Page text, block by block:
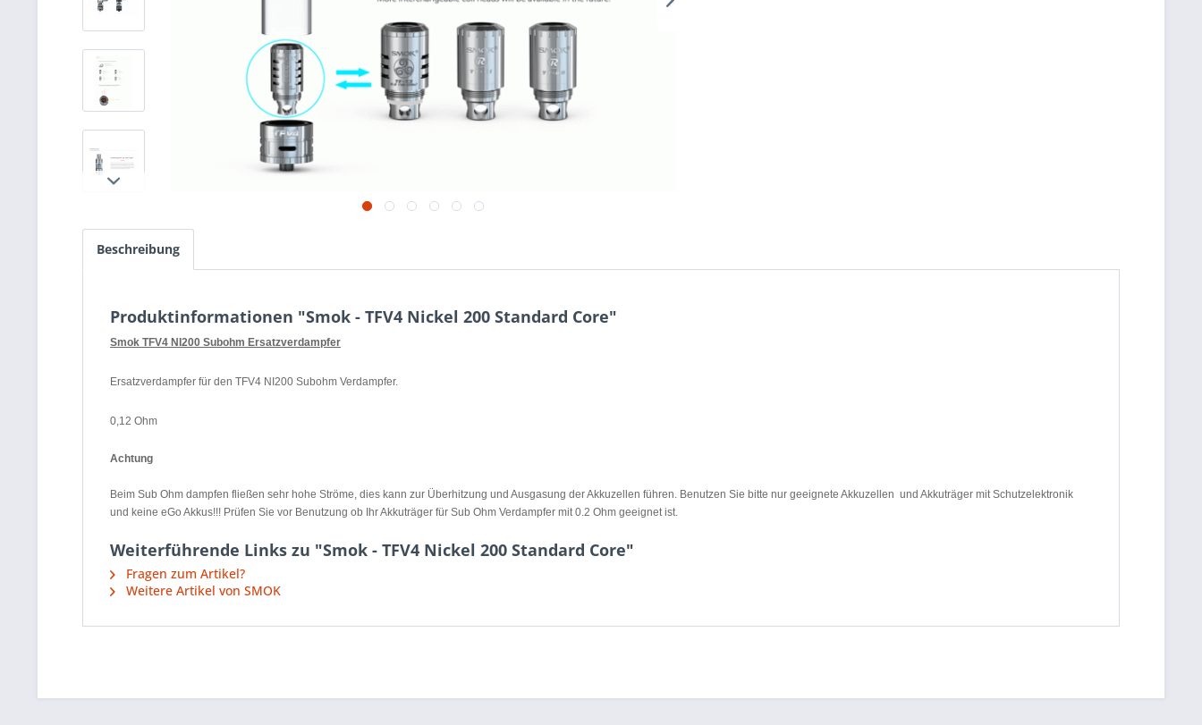
Beschreibung
Produktinformationen "Smok - TFV4 Nickel 200 Standard Core"
Smok TFV4 NI200 Subohm Ersatzverdampfer
Ersatzverdampfer für den TFV4 NI200 Subohm Verdampfer.
0,12 Ohm
Achtung
Beim Sub Ohm dampfen fließen sehr hohe Ströme, dies kann zur Überhitzung und Ausgasung der Akkuzellen führen. Benutzen Sie bitte nur geeignete Akkuzellen und Akkuträger mit Schutzelektronik
und keine eGo Akkus!!! Prüfen Sie vor Benutzung ob Ihr Akkuträger für Sub Ohm Verdampfer mit 0.2 Ohm geeignet ist.
Weiterführende Links zu "Smok - TFV4 Nickel 200 Standard Core"
Fragen zum Artikel?
Weitere Artikel von SMOK